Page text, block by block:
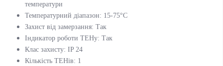
температури
Температурний діапазон: 15-75°C
Захист від замерзання: Так
Індикатор роботи ТЕНу: Так
Клас захисту: IP 24
Кількість ТЕНів: 1